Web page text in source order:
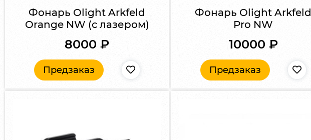
Фонарь Olight Arkfeld
Orange NW (с лазером)
8000₽
Предзаказ
Фонарь Olight Arkfeld
Pro NW
10000 ₽
Предзаказ